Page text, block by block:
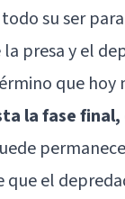
su ser
presa y el
que hoy
la fase
que el